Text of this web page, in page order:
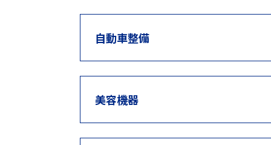
2026年7月25日
株式会社オーエム製作所「CNCターニン
2026年7月25日
株式会社エージーピー「IH保冷加熱カー
自動車整備
美容機器